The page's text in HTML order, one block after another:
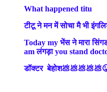
What happened titu
टीटू ने मन में सोचा मै भी
Today my भेंस ने मारा
am लंगड़ा you stand
डॉक्टर